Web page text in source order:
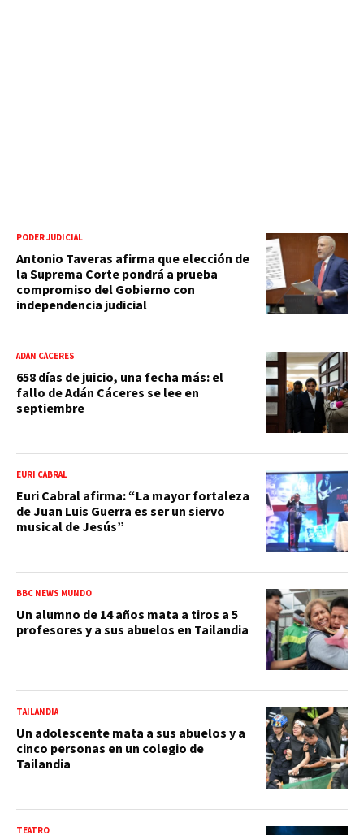
PODER JUDICIAL
Antonio Taveras afirma que elección de
la Suprema Corte pondrá a prueba
compromiso del Gobierno con
independencia judicial
ADÁN CÁCERES
658 días de juicio, una fecha más: el
fallo de Adán Cáceres se lee en
septiembre
EURI CABRAL
Euri Cabral afirma: “La mayor fortaleza
de Juan Luis Guerra es ser un siervo
musical de Jesús”
BBC NEWS MUNDO
Un alumno de 14 años mata a tiros a 5
profesores y a sus abuelos en Tailandia
TAILANDIA
Un adolescente mata a sus abuelos y a
cinco personas en un colegio de
Tailandia
TEATRO